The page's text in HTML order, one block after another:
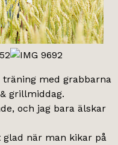
med grabbarna
grillmiddag.
och jag bara älskar
när man kikar på